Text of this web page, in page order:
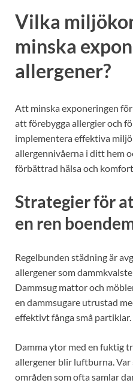
Vilka
minska
allergener?
Att minska exponeringen
att förebygga allergier och
implementera effektiva
allergennivåerna i ditt hem
förbättrad hälsa och
Strategier för
en ren
Regelbunden städning är
allergener som
Dammsug mattor och
en dammsugare utrustad
effektivt fånga små partiklar.
Damma ytor med en fuktig
allergener blir luftburna.
områden som ofta samlar